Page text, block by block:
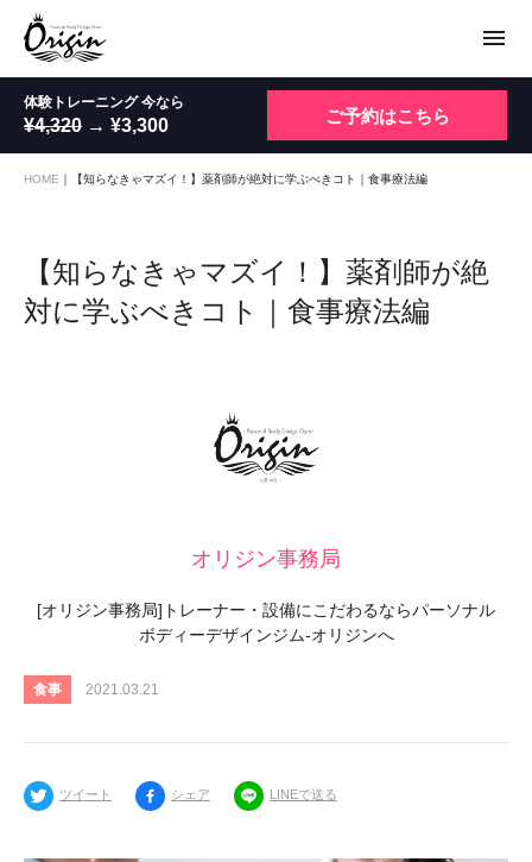
menu
体験トレーニング 今なら
¥4,320 → ¥3,300 ご予約はこちら
HOME ｜ 【知らなきゃマズイ！】薬剤師が絶対に学ぶべきコト｜食事療法編
【知らなきゃマズイ！】薬剤師が絶
対に学ぶべきコト｜食事療法編
オリジン事務局
[オリジン事務局]トレーナー・設備にこだわるならパーソナル
ボディーデザインジム-オリジンへ
食事 2021.03.21
ツイート シェア LINEで送る